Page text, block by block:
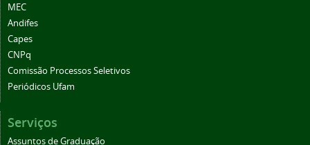
MEC
Andifes
Capes
CNPq
Comissão Processos Seletivos
Periódicos Ufam
Serviços
Assuntos de Graduação